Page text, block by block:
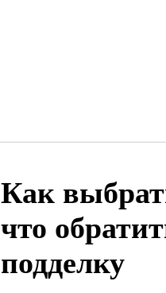
Как
что
подделку